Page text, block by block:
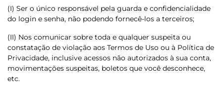
(I) Ser o único responsável pela guarda e confidencialidade
do login e senha, não podendo fornecê-los a terceiros;
(II) Nos comunicar sobre toda e qualquer suspeita ou
constatação de violação aos Termos de Uso ou à Política de
Privacidade, inclusive acessos não autorizados à sua conta,
movimentações suspeitas, boletos que você desconhece,
etc.